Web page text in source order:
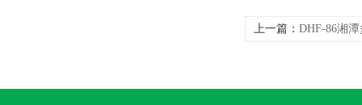
上一篇： DHF-86湘